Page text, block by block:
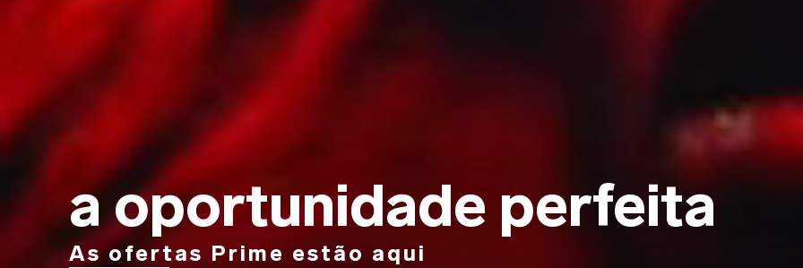
a oportunidade perfeita
As ofertas Prime estão aqui